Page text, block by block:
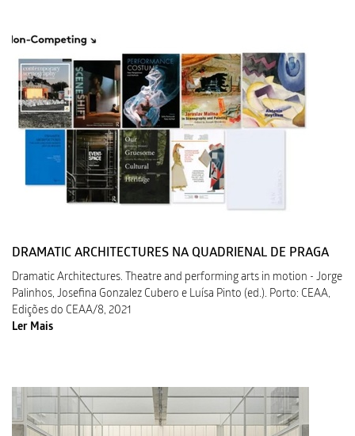
DRAMATIC ARCHITECTURES NA QUADRIENAL DE PRAGA
Dramatic Architectures. Theatre and performing arts in motion - Jorge
Palinhos, Josefina Gonzalez Cubero e Luísa Pinto (ed.). Porto: CEAA,
Edições do CEAA/8, 2021
Ler Mais